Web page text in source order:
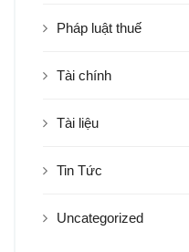
Pháp luật thuế
Tài chính
Tài liệu
Tin Tức
Uncategorized